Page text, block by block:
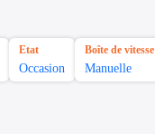
Etat
Occasion
Boîte de vitesse
Manuelle